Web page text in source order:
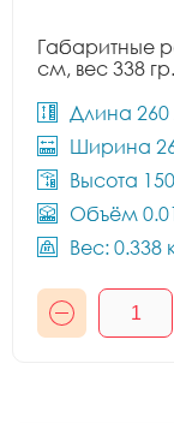
Габаритные
см, вес 338 гр.
Длина
Ширина
Высота
Объём
Вес: 0.338